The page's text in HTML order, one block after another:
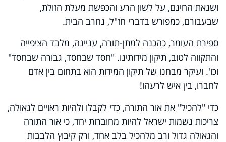
ושנאת החינם, על לשון הרע והכפשת מעלת הזולת,
שבעבורם, כמפורש בדברי חז"ל, נחרב הבית.
ספירת העומר, כהכנה למתן-תורה, עניינה, מלבד הציפייה
והתקווה לטוב, תיקון מידותינו. "חסד שבחסד, גבורה שבחסד"
וכו'. ועיקר מבחנו של תיקון המידות הוא בתחום בין אדם
לחברו, בין איש לרעהו!
כדי "להכיל" את אור התורה, כדי לקבלו ולהיות ראויים לגאולה,
צריכות נשמות ישראל להיות מחוברות יחד, כי אור התורה
והגאולה גדול ורב מלהכיל בלב אחד, ורק קיבוץ הלבבות